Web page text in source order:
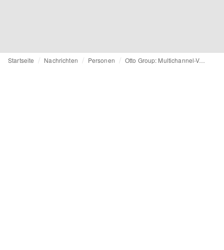
Startseite Nachrichten Personen Otto Group: Multichannel-Vorstand Sven Seidel geht